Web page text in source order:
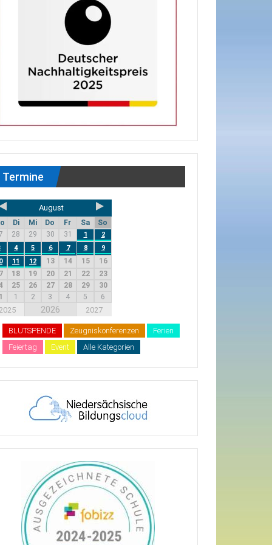
Termine
August
Di Mi Do Fr Sa
So
28 29 30 31 1
2
4 5 6 7 8
9
11 12 13 14 15
16
18 19 20 21 22
23
25 26 27 28 29
30
1 2 3 4 5 6
2025 2026 2027
BLUTSPENDE Zeugniskonferenzen
Ferien
Feiertag
Event Alle Kategorien